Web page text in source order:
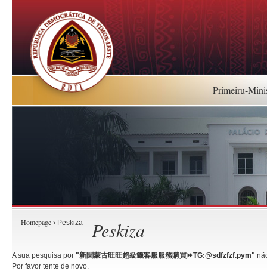
Primeiru-
Homepage › Peskiza Peskiza
A sua pesquisa por "新聞蒙古旺旺超級籤客服服務購買⏩️TG:@sdfzfzf.pym"
Por favor tente de novo.